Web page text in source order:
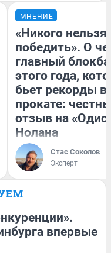
МНЕНИЕ
«Никого нельзя
победить». О
главный
этого года,
бьет рекорды в
прокате:
отзыв на
Нолана
Стас Соколов
Эксперт
впервые